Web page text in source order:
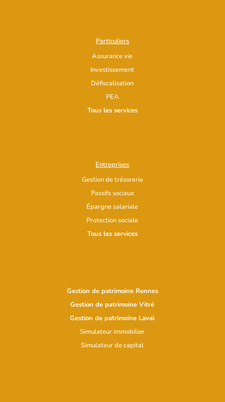
Particuliers
Assurance vie
Investissement
Défiscalisation
PEA
Tous les services
Entreprises
Gestion de trésorerie
Passifs sociaux
Épargne salariale
Protection sociale
Tous les services
Gestion de patrimoine Rennes
Gestion de patrimoine Vitré
Gestion de patrimoine Laval
Simulateur immobilier
Simulateur de capital